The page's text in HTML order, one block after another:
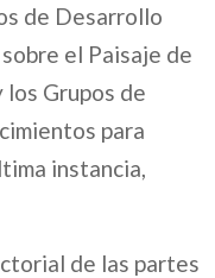
de Desarrollo
el Paisaje de
Grupos de
para
instancia,
de las partes